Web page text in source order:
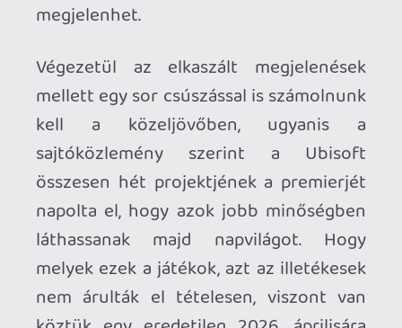
a Kotaku újságírójának.
p34c3 2026.01.23 19:29:15 #20rfx
Lehet, hogy igazad van, nem tudom
megítélni mennyire öregedett jól, utoljára
vagy 20 éve játszhattam vele. De a játék
számos alkotóeleme készen van, közel
sincs akkora kreativitásra szükség, mint
amire negyedszázada volt, amikor
nekiláttak. A szomorú az, hogy hiába
vannak ma tízszer vagy százszor annyian,
még ennyire sem képesek.
Az eredeti játékot 7-en kezdték el
maximális mérete.